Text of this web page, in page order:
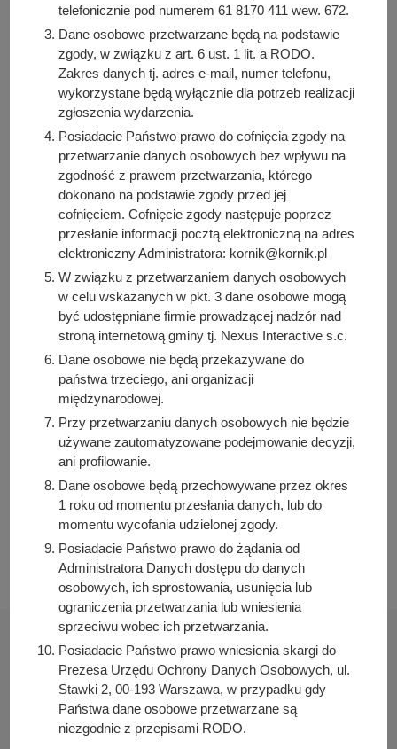
3 lipca 2025 r. do godziny 15:30, wyłącznie na adres e-
wks@kornik.pl. Rozpatrywane będą wyłącznie
uwagi, które wpłyną we wskazanym powyżej terminie i na
wskazany adres e-mail. Szczegółowe informacje tel.
61 81 70 411 wew. 534w godzinach pracy Urzędu.
Do pobrania
PDF-Uproszczona oferta realizacji zadania publicznego -
Wyjazd integracyjny do Gminy Partnerskiej – Bukowina
Tatrzańska (221.51 KB)
Osoba odpowiedzialna za treść:
Izabela Kozłowska
Osoba odpowiedzialna za publikację:
Bartosz Przybylski
Data wytworzenia:
2025-06-26 12:33:57
Data publikacji:
2025-06-26 12:36:16
Data ostatniej modyfikacji:
2025-06-26 12:37:19
Urząd Miasta i Gminy Kórnik
pl. Niepodległości 1
telefonicznie pod numerem 61 8170 411 wew. 672.
Dane osobowe przetwarzane będą na podstawie
zgody, w związku z art. 6 ust. 1 lit. a RODO.
Zakres danych tj. adres e-mail, numer telefonu,
wykorzystane będą wyłącznie dla potrzeb realizacji
zgłoszenia wydarzenia.
Posiadacie Państwo prawo do cofnięcia zgody na
przetwarzanie danych osobowych bez wpływu na
zgodność z prawem przetwarzania, którego
dokonano na podstawie zgody przed jej
cofnięciem. Cofnięcie zgody następuje poprzez
przesłanie informacji pocztą elektroniczną na adres
elektroniczny Administratora: kornik@kornik.pl
W związku z przetwarzaniem danych osobowych
w celu wskazanych w pkt. 3 dane osobowe mogą
być udostępniane firmie prowadzącej nadzór nad
stroną internetową gminy tj. Nexus Interactive s.c.
Dane osobowe nie będą przekazywane do
państwa trzeciego, ani organizacji
międzynarodowej.
Przy przetwarzaniu danych osobowych nie będzie
używane zautomatyzowane podejmowanie decyzji,
ani profilowanie.
Dane osobowe będą przechowywane przez okres
1 roku od momentu przesłania danych, lub do
momentu wycofania udzielonej zgody.
Posiadacie Państwo prawo do żądania od
Administratora Danych dostępu do danych
osobowych, ich sprostowania, usunięcia lub
ograniczenia przetwarzania lub wniesienia
sprzeciwu wobec ich przetwarzania.
Posiadacie Państwo prawo wniesienia skargi do
Prezesa Urzędu Ochrony Danych Osobowych, ul.
Stawki 2, 00-193 Warszawa, w przypadku gdy
Państwa dane osobowe przetwarzane są
niezgodnie z przepisami RODO.